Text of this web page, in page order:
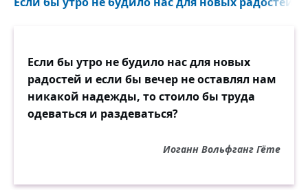
Если бы утро не будило нас для новых
радостей и если бы вечер не оставлял нам
никакой надежды, то стоило бы труда
одеваться и раздеваться?
Иоганн Вольфганг Гёте